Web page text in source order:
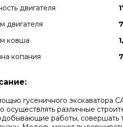
двигателя
двигателя
ковша
копания
гусеничного экскаватора
осуществлять различные
работы, совершать